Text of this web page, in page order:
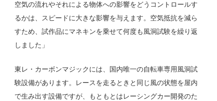
空気の流れやそれによる物体への影響をどうコントロールす
るかは、スピードに大きな影響を与えます。空気抵抗を減ら
すため、試作品にマネキンを乗せて何度も風洞試験を繰り返
しました」
東レ・カーボンマジックには、国内唯一の自転車専用風洞試
験設備があります。レースを走るときと同じ風の状態を屋内
で生み出す設備ですが、もともとはレーシングカー開発のた